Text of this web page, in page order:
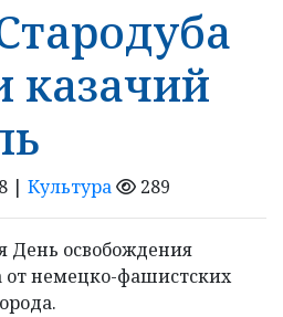
казачий
| Культура 289
День освобождения
от немецко-фашистских